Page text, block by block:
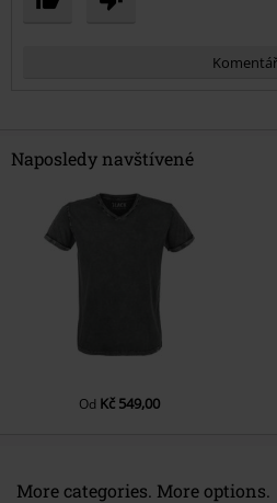
Komentář
Naposledy navštívené
Od Kč 549,00
More categories. More options.